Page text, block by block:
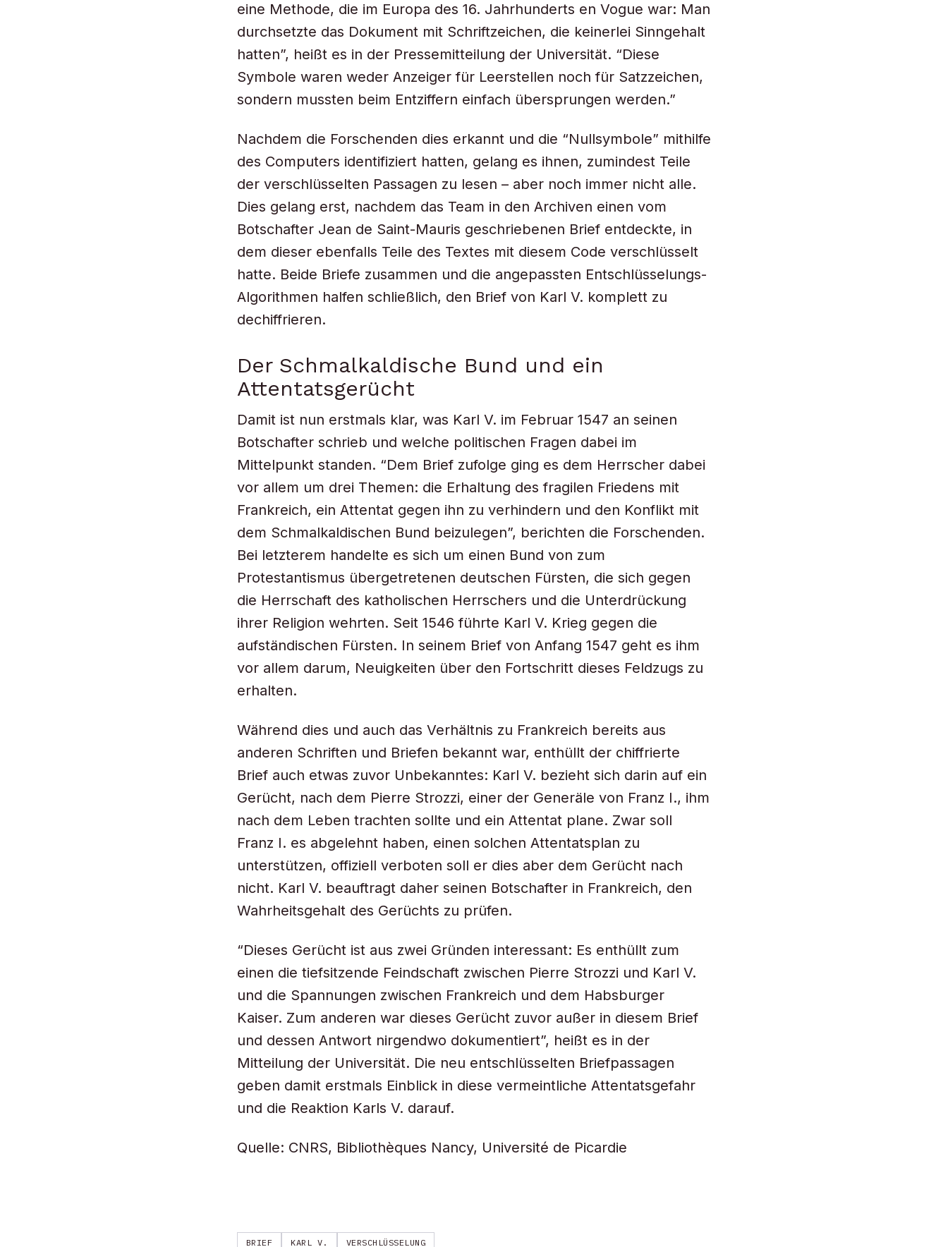
eine Methode, die im Europa des 16. Jahrhunderts en Vogue war: Man
durchsetzte das Dokument mit Schriftzeichen, die keinerlei Sinngehalt
hatten”, heißt es in der Pressemitteilung der Universität. “Diese
Symbole waren weder Anzeiger für Leerstellen noch für Satzzeichen,
sondern mussten beim Entziffern einfach übersprungen werden.”
Nachdem die Forschenden dies erkannt und die “Nullsymbole” mithilfe
des Computers identifiziert hatten, gelang es ihnen, zumindest Teile
der verschlüsselten Passagen zu lesen – aber noch immer nicht alle.
Dies gelang erst, nachdem das Team in den Archiven einen vom
Botschafter Jean de Saint-Mauris geschriebenen Brief entdeckte, in
dem dieser ebenfalls Teile des Textes mit diesem Code verschlüsselt
hatte. Beide Briefe zusammen und die angepassten Entschlüsselungs-
Algorithmen halfen schließlich, den Brief von Karl V. komplett zu
dechiffrieren.
Der Schmalkaldische Bund und ein
Attentatsgerücht
Damit ist nun erstmals klar, was Karl V. im Februar 1547 an seinen
Botschafter schrieb und welche politischen Fragen dabei im
Mittelpunkt standen. “Dem Brief zufolge ging es dem Herrscher dabei
vor allem um drei Themen: die Erhaltung des fragilen Friedens mit
Frankreich, ein Attentat gegen ihn zu verhindern und den Konflikt mit
dem Schmalkaldischen Bund beizulegen”, berichten die Forschenden.
Bei letzterem handelte es sich um einen Bund von zum
Protestantismus übergetretenen deutschen Fürsten, die sich gegen
die Herrschaft des katholischen Herrschers und die Unterdrückung
ihrer Religion wehrten. Seit 1546 führte Karl V. Krieg gegen die
aufständischen Fürsten. In seinem Brief von Anfang 1547 geht es ihm
vor allem darum, Neuigkeiten über den Fortschritt dieses Feldzugs zu
erhalten.
Während dies und auch das Verhältnis zu Frankreich bereits aus
anderen Schriften und Briefen bekannt war, enthüllt der chiffrierte
Brief auch etwas zuvor Unbekanntes: Karl V. bezieht sich darin auf ein
Gerücht, nach dem Pierre Strozzi, einer der Generäle von Franz I., ihm
nach dem Leben trachten sollte und ein Attentat plane. Zwar soll
Franz I. es abgelehnt haben, einen solchen Attentatsplan zu
unterstützen, offiziell verboten soll er dies aber dem Gerücht nach
nicht. Karl V. beauftragt daher seinen Botschafter in Frankreich, den
Wahrheitsgehalt des Gerüchts zu prüfen.
“Dieses Gerücht ist aus zwei Gründen interessant: Es enthüllt zum
einen die tiefsitzende Feindschaft zwischen Pierre Strozzi und Karl V.
und die Spannungen zwischen Frankreich und dem Habsburger
Kaiser. Zum anderen war dieses Gerücht zuvor außer in diesem Brief
und dessen Antwort nirgendwo dokumentiert”, heißt es in der
Mitteilung der Universität. Die neu entschlüsselten Briefpassagen
geben damit erstmals Einblick in diese vermeintliche Attentatsgefahr
und die Reaktion Karls V. darauf.
Quelle: CNRS, Bibliothèques Nancy, Université de Picardie
BRIEF KARL V. VERSCHLÜSSELUNG